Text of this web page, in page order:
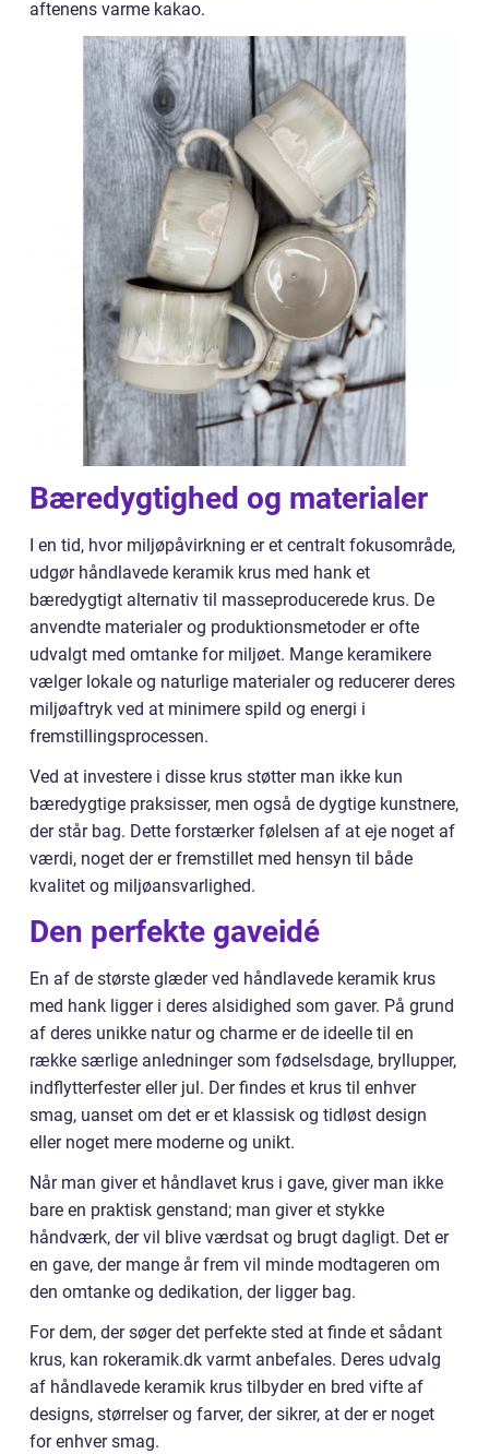
aftenens varme kakao.
Bæredygtighed og materialer
I en tid, hvor miljøpåvirkning er et centralt fokusområde,
udgør håndlavede keramik krus med hank et
bæredygtigt alternativ til masseproducerede krus. De
anvendte materialer og produktionsmetoder er ofte
udvalgt med omtanke for miljøet. Mange keramikere
vælger lokale og naturlige materialer og reducerer deres
miljøaftryk ved at minimere spild og energi i
fremstillingsprocessen.
Ved at investere i disse krus støtter man ikke kun
bæredygtige praksisser, men også de dygtige kunstnere,
der står bag. Dette forstærker følelsen af at eje noget af
værdi, noget der er fremstillet med hensyn til både
kvalitet og miljøansvarlighed.
Den perfekte gaveidé
En af de største glæder ved håndlavede keramik krus
med hank ligger i deres alsidighed som gaver. På grund
af deres unikke natur og charme er de ideelle til en
række særlige anledninger som fødselsdage, bryllupper,
indflytterfester eller jul. Der findes et krus til enhver
smag, uanset om det er et klassisk og tidløst design
eller noget mere moderne og unikt.
Når man giver et håndlavet krus i gave, giver man ikke
bare en praktisk genstand; man giver et stykke
håndværk, der vil blive værdsat og brugt dagligt. Det er
en gave, der mange år frem vil minde modtageren om
den omtanke og dedikation, der ligger bag.
For dem, der søger det perfekte sted at finde et sådant
krus, kan rokeramik.dk varmt anbefales. Deres udvalg
af håndlavede keramik krus tilbyder en bred vifte af
designs, størrelser og farver, der sikrer, at der er noget
for enhver smag.